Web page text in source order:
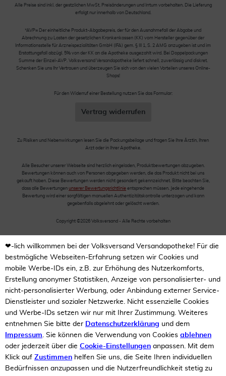
Alle Preise sind inkl. der gestzlichen MwSt. Preisänderungen und Irrtum vorbehalten. Die Lieferung
erfolgt nur innerhalb von Deutschland.
*AVP= Der einheitliche Produkt-Abgabepreis, der für den Ausnahmefall der Abgabe und
Abrechnung zu Lasten der gesetzlichen Krankenkassen (KK) vom Hersteller gegenüber der
Informationsstelle für Arzneispezialitäten GmbH (IFA) gem. § III 1, S. 2 AMG anzugeben ist und im
Erstattungsfall abzügl. 5% von der KK an die Apotheke ausgezahlt wird. Bei Doppelpackungen
Summe der Einzel-AVP. Volksversand Versandapotheke liefert schnell, zuverlässig und diskret.
Schenken Sie uns Ihr Vertrauen und überzeugen Sie sich von den vielen Vorteilen unseres Online-
Shops!
Für den Widerruf einer Bestellung nutzen Sie das Formular:
Vertrag widerrufen
Zu Risiken und Nebenwirkungen lesen Sie die Packungsbeilage und fragen Sie Ihre Ärztin, Ihren
Arzt oder in Ihrer Apotheke.
Alle Besucher unserer Webseite sind herzlich eingeladen, Produktbewertungen abzugeben.
Bewertungen können auch von Personen abgegeben werden, die das Produkt nicht bei uns
gekauft haben. Diese Bewertungen werden nicht gesondert gekennzeichnet. Bitte beachten Sie,
dass alle Bewertungen unserer Bewertungsrichtlinie entsprechen müssen. Jede eingehende
Bewertung wird einer sorgfältigen manuellen Authentizitätskontrolle unterzogen und kann
gegebenfalls abgelehnt oder gelöscht werden.
Copyright ©2026 Volksversand - Alle Rechte vorbehalten
❤-lich willkommen bei der Volksversand Versandapotheke! Für die
bestmögliche Webseiten-Erfahrung setzen wir Cookies und
mobile Werbe-IDs ein, z.B. zur Erhöhung des Nutzerkomforts,
Erstellung anonymer Statistiken, Anzeige von personalisierter- und
nicht-personalisierter Werbung, oder Anbindung externer Service-
Dienstleister und sozialer Netzwerke. Nicht essenzielle Cookies
und Werbe-IDs setzen wir nur mit Ihrer Zustimmung. Weiteres
entnehmen Sie bitte der Datenschutzerklärung und dem
Impressum. Sie können die Verwendung von Cookies ablehnen
oder jederzeit über die Cookie-Einstellungen anpassen. Mit dem
Klick auf Zustimmen helfen Sie uns, die Seite Ihren individuellen
Bedürfnissen anzupassen und die Nutzerfreundlichkeit stetig zu